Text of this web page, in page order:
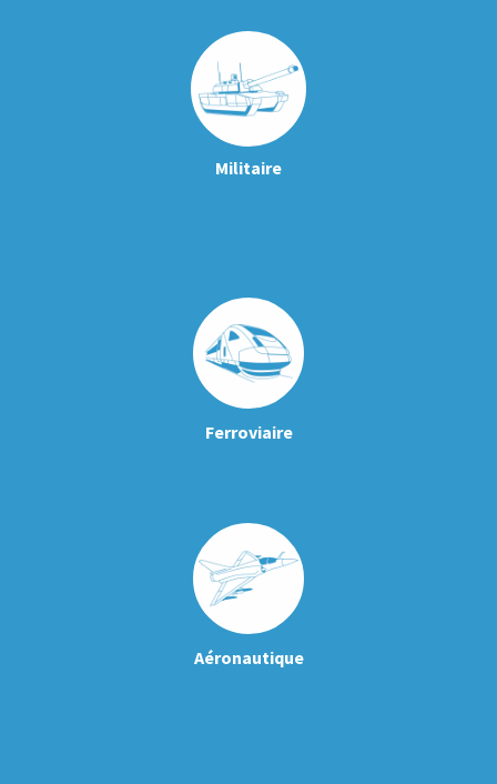
Militaire
Ferroviaire
Aéronautique